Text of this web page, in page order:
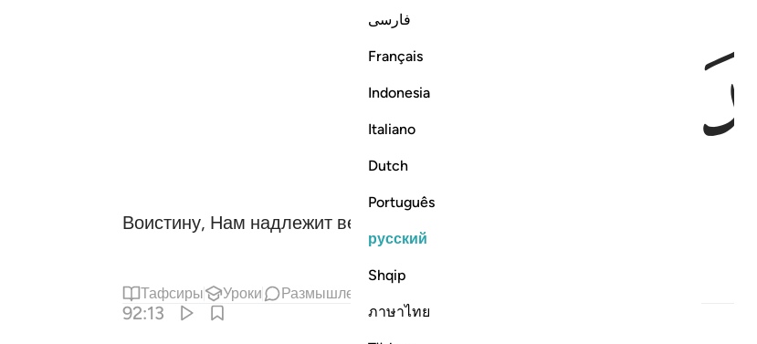
فارسی
Français
Indonesia
Italiano
Dutch
Português
русский
Shqip
ภาษาไทย
ﱍ
Воистину, Нам надлежит вести прямым путем.
Тафсиры Уроки Размышления
92:13